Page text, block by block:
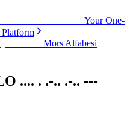
Your One-
Mors Alfabesi
.... . .-.. .-.. ---